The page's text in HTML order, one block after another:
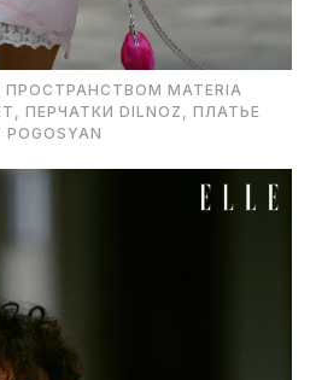
MATERIA
ПЕРЧАТКИ DILNOZ, ПЛАТЬЕ